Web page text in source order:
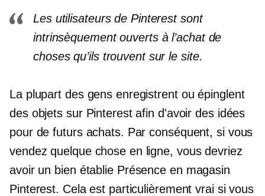
Les utilisateurs de Pinterest sont
intrinsèquement ouverts à l’achat de
choses qu’ils trouvent sur le site.
La plupart des gens enregistrent ou épinglent
des objets sur Pinterest afin d'avoir des idées
pour de futurs achats. Par conséquent, si vous
vendez quelque chose en ligne, vous devriez
avoir un bien établiePrésence en magasin
Pinterest. Cela est particulièrement vrai si vous